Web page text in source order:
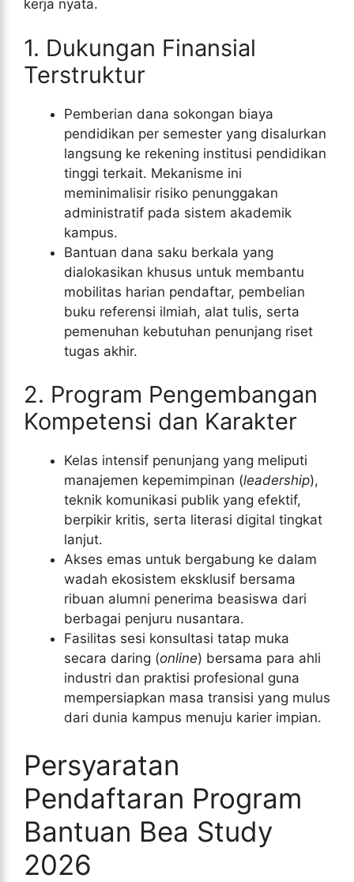
kerja nyata.
1. Dukungan Finansial
Terstruktur
Pemberian dana sokongan biaya
pendidikan per semester yang disalurkan
langsung ke rekening institusi pendidikan
tinggi terkait. Mekanisme ini
meminimalisir risiko penunggakan
administratif pada sistem akademik
kampus.
Bantuan dana saku berkala yang
dialokasikan khusus untuk membantu
mobilitas harian pendaftar, pembelian
buku referensi ilmiah, alat tulis, serta
pemenuhan kebutuhan penunjang riset
tugas akhir.
2. Program Pengembangan
Kompetensi dan Karakter
Kelas intensif penunjang yang meliputi
manajemen kepemimpinan (leadership),
teknik komunikasi publik yang efektif,
berpikir kritis, serta literasi digital tingkat
lanjut.
Akses emas untuk bergabung ke dalam
wadah ekosistem eksklusif bersama
ribuan alumni penerima beasiswa dari
berbagai penjuru nusantara.
Fasilitas sesi konsultasi tatap muka
secara daring (online) bersama para ahli
industri dan praktisi profesional guna
mempersiapkan masa transisi yang mulus
dari dunia kampus menuju karier impian.
Persyaratan
Pendaftaran Program
Bantuan Bea Study
2026